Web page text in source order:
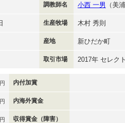
調教師名 小西 一男 （美浦
生産牧場 木村 秀則
産地 新ひだか町
取引市場 2017年 セレク
円 内付加賞
円 内海外賞金
円 収得賞金（障害）